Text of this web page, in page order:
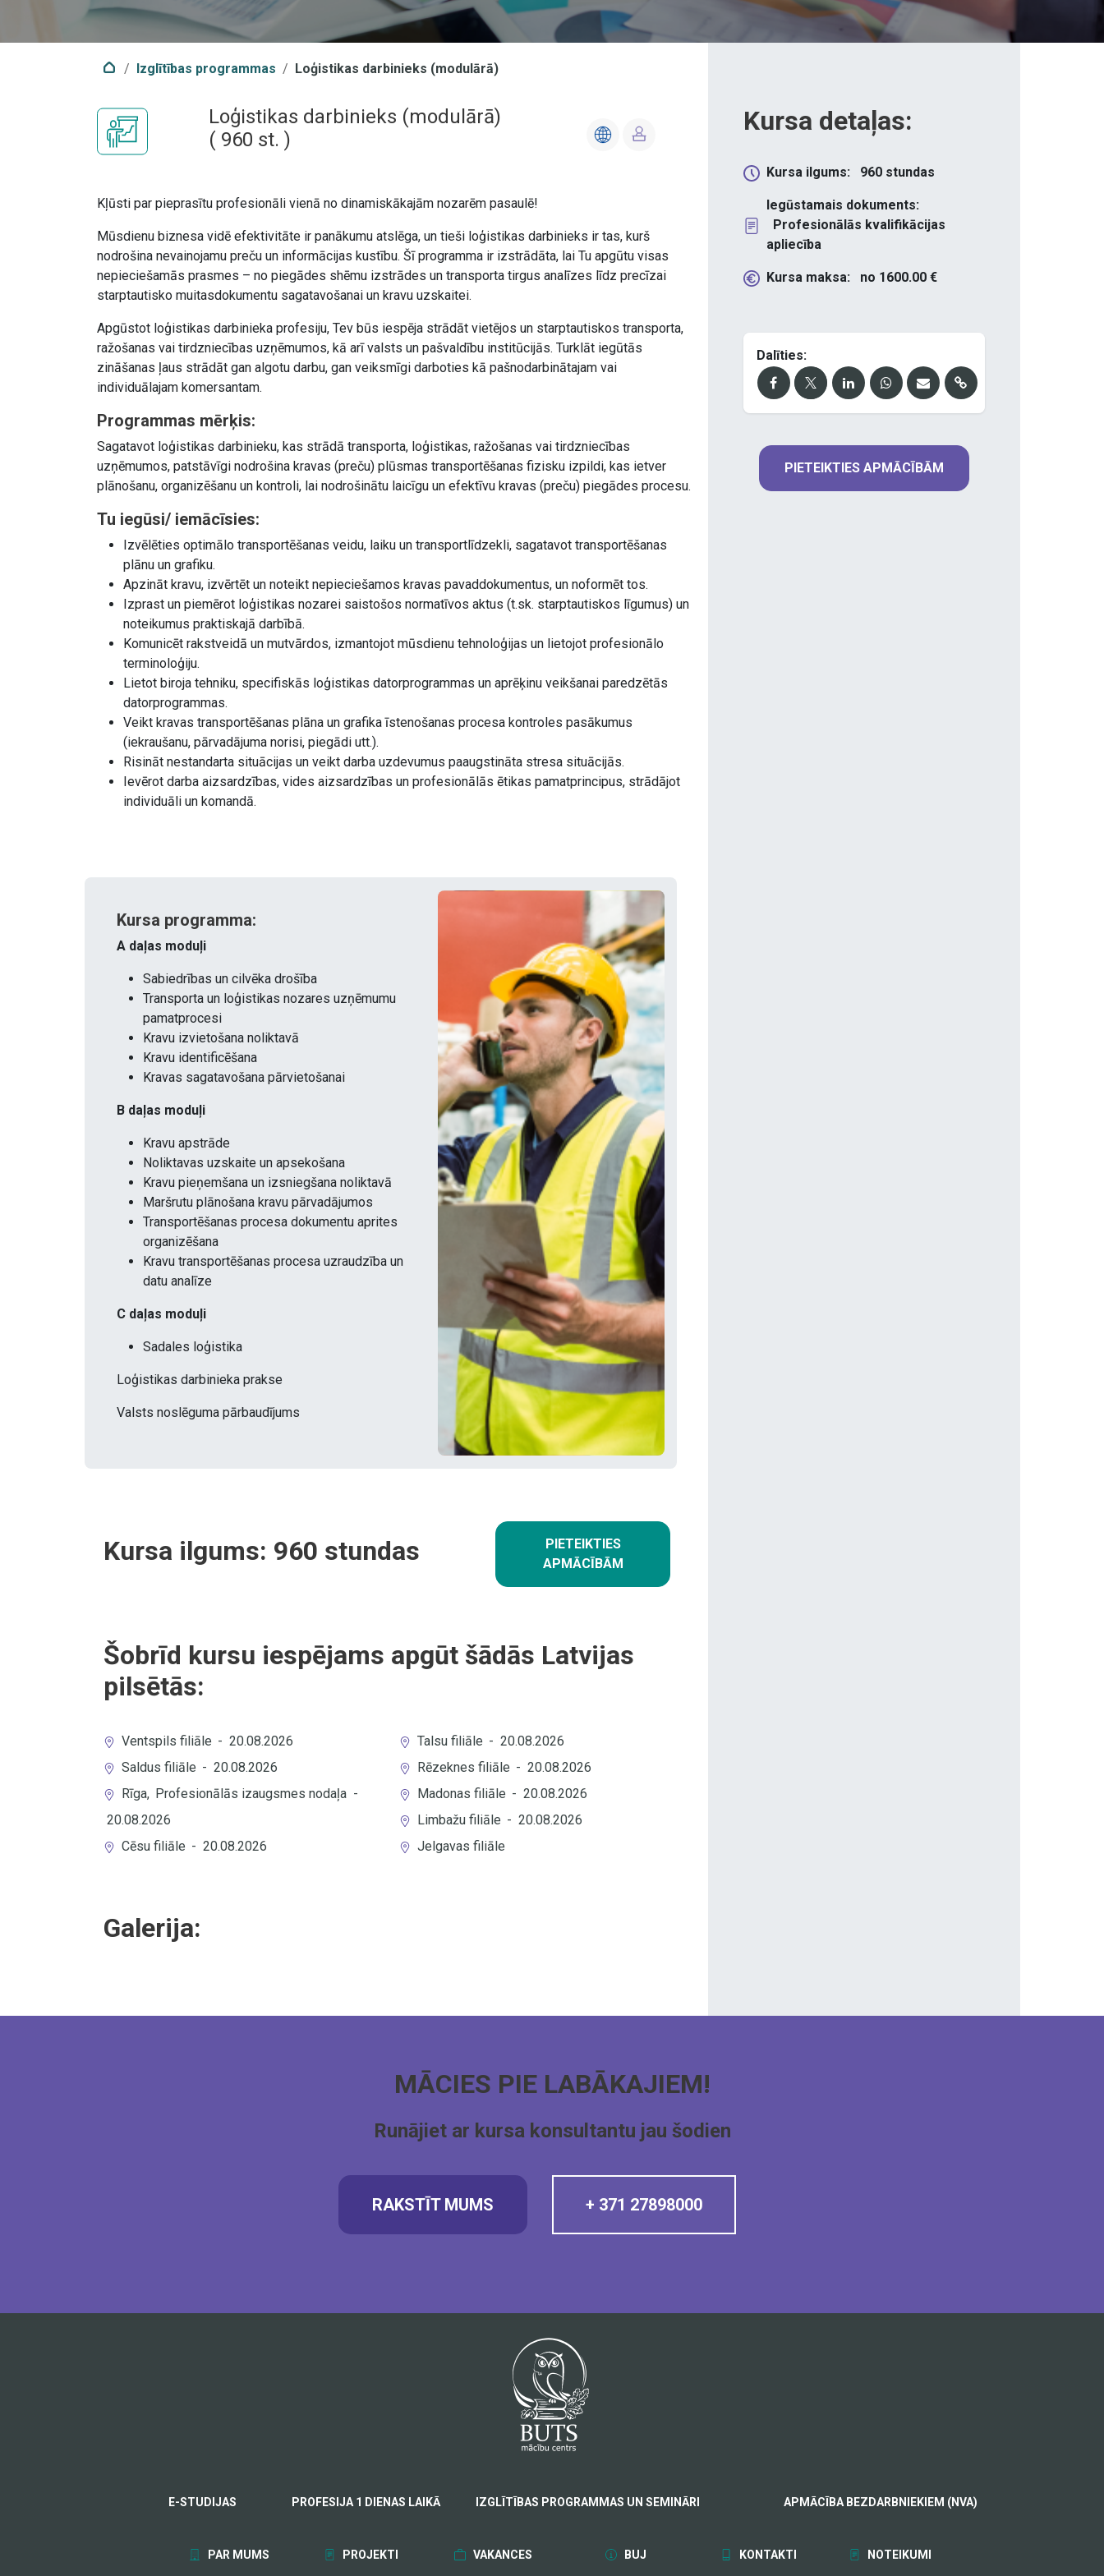
Izglītības programmas Loģistikas darbinieks (modulārā)
Loģistikas darbinieks (modulārā)
( 960 st. )
Kļūsti par pieprasītu profesionāli vienā no dinamiskākajām nozarēm pasaulē!
Mūsdienu biznesa vidē efektivitāte ir panākumu atslēga, un tieši loģistikas darbinieks ir tas, kurš
nodrošina nevainojamu preču un informācijas kustību. Šī programma ir izstrādāta, lai Tu apgūtu visas
nepieciešamās prasmes – no piegādes shēmu izstrādes un transporta tirgus analīzes līdz precīzai
starptautisko muitasdokumentu sagatavošanai un kravu uzskaitei.
Apgūstot loģistikas darbinieka profesiju, Tev būs iespēja strādāt vietējos un starptautiskos transporta,
ražošanas vai tirdzniecības uzņēmumos, kā arī valsts un pašvaldību institūcijās. Turklāt iegūtās
zināšanas ļaus strādāt gan algotu darbu, gan veiksmīgi darboties kā pašnodarbinātajam vai
individuālajam komersantam.
Programmas mērķis:
Sagatavot loģistikas darbinieku, kas strādā transporta, loģistikas, ražošanas vai tirdzniecības
uzņēmumos, patstāvīgi nodrošina kravas (preču) plūsmas transportēšanas fizisku izpildi, kas ietver
plānošanu, organizēšanu un kontroli, lai nodrošinātu laicīgu un efektīvu kravas (preču) piegādes procesu.
Tu iegūsi/ iemācīsies:
Izvēlēties optimālo transportēšanas veidu, laiku un transportlīdzekli, sagatavot transportēšanas
plānu un grafiku.
Apzināt kravu, izvērtēt un noteikt nepieciešamos kravas pavaddokumentus, un noformēt tos.
Izprast un piemērot loģistikas nozarei saistošos normatīvos aktus (t.sk. starptautiskos līgumus) un
noteikumus praktiskajā darbībā.
Komunicēt rakstveidā un mutvārdos, izmantojot mūsdienu tehnoloģijas un lietojot profesionālo
terminoloģiju.
Lietot biroja tehniku, specifiskās loģistikas datorprogrammas un aprēķinu veikšanai paredzētās
datorprogrammas.
Veikt kravas transportēšanas plāna un grafika īstenošanas procesa kontroles pasākumus
(iekraušanu, pārvadājuma norisi, piegādi utt.).
Risināt nestandarta situācijas un veikt darba uzdevumus paaugstināta stresa situācijās.
Ievērot darba aizsardzības, vides aizsardzības un profesionālās ētikas pamatprincipus, strādājot
individuāli un komandā.
Kursa programma:
A daļas moduļi
Sabiedrības un cilvēka drošība
Transporta un loģistikas nozares uzņēmumu
pamatprocesi
Kravu izvietošana noliktavā
Kravu identificēšana
Kravas sagatavošana pārvietošanai
B daļas moduļi
Kravu apstrāde
Noliktavas uzskaite un apsekošana
Kravu pieņemšana un izsniegšana noliktavā
Maršrutu plānošana kravu pārvadājumos
Transportēšanas procesa dokumentu aprites
organizēšana
Kravu transportēšanas procesa uzraudzība un
datu analīze
C daļas moduļi
Sadales loģistika
Loģistikas darbinieka prakse
Valsts noslēguma pārbaudījums
Kursa ilgums: 960 stundas
PIETEIKTIES
APMĀCĪBĀM
Šobrīd kursu iespējams apgūt šādās Latvijas
pilsētās:
Ventspils filiāle - 20.08.2026 Talsu filiāle - 20.08.2026
Saldus filiāle - 20.08.2026 Rēzeknes filiāle - 20.08.2026
Rīga, Profesionālās izaugsmes nodaļa -
20.08.2026
Madonas filiāle - 20.08.2026
Limbažu filiāle - 20.08.2026
Cēsu filiāle - 20.08.2026 Jelgavas filiāle
Galerija:
Kursa detaļas:
Kursa ilgums: 960 stundas
Iegūstamais dokuments:
Profesionālās kvalifikācijas
apliecība
Kursa maksa: no 1600.00 €
Dalīties:
PIETEIKTIES APMĀCĪBĀM
MĀCIES PIE LABĀKAJIEM!
Runājiet ar kursa konsultantu jau šodien
RAKSTĪT MUMS + 371 27898000
E-STUDIJAS PROFESIJA 1 DIENAS LAIKĀ IZGLĪTĪBAS PROGRAMMAS UN SEMINĀRI APMĀCĪBA BEZDARBNIEKIEM (NVA)
PAR MUMS PROJEKTI VAKANCES BUJ KONTAKTI NOTEIKUMI